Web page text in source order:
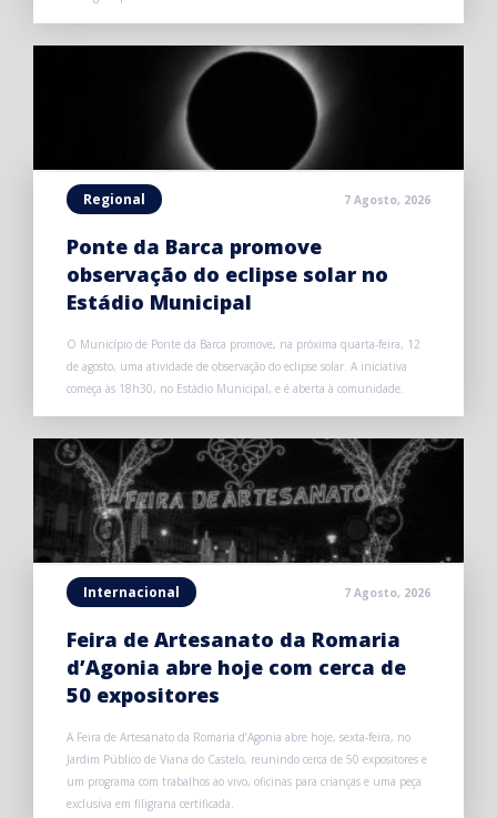
Regional 7 Agosto, 2026
Ponte da Barca promove
observação do eclipse solar no
Estádio Municipal
O Município de Ponte da Barca promove, na próxima quarta-feira, 12
de agosto, uma atividade de observação do eclipse solar. A iniciativa
começa às 18h30, no Estádio Municipal, e é aberta à comunidade.
Internacional 7 Agosto, 2026
Feira de Artesanato da Romaria
d’Agonia abre hoje com cerca de
50 expositores
A Feira de Artesanato da Romaria d’Agonia abre hoje, sexta-feira, no
Jardim Público de Viana do Castelo, reunindo cerca de 50 expositores e
um programa com trabalhos ao vivo, oficinas para crianças e uma peça
exclusiva em filigrana certificada.